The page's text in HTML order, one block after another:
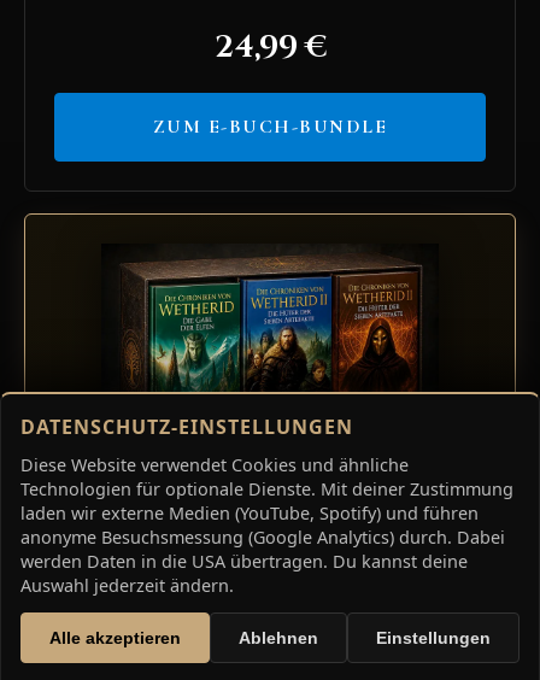
24,99 €
ZUM E-BUCH-BUNDLE
PREMIUM-EDITION · SIGNIERT
DREI SIGNIERTE
TASCHENBÜCHER MIT
WELTKARTE
Drei Taschenbücher, alle handsigniert von Christian
DATENSCHUTZ-EINSTELLUNGEN
Diese Website verwendet Cookies und ähnliche
Technologien für optionale Dienste. Mit deiner Zustimmung
laden wir externe Medien (YouTube, Spotify) und führen
anonyme Besuchsmessung (Google Analytics) durch. Dabei
werden Daten in die USA übertragen. Du kannst deine
Auswahl jederzeit ändern.
Alle akzeptieren Ablehnen Einstellungen